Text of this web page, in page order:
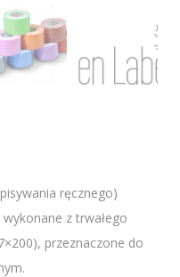
ręcznego)
z trwałego
przeznaczone do